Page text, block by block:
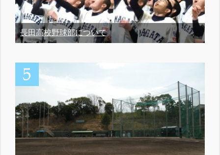
長田高校野球部について